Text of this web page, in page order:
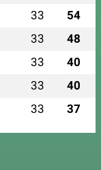
33 54
33 48
33 40
33 40
33 37